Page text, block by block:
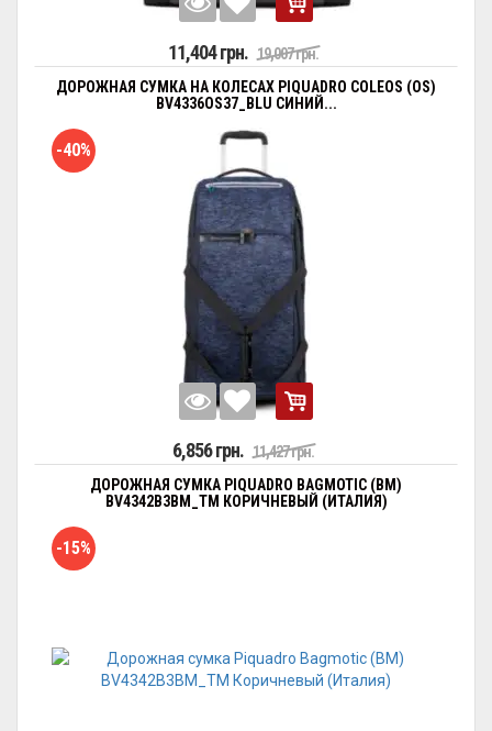
11,404 грн. 19,007 грн.
ДОРОЖНАЯ СУМКА НА КОЛЕСАХ PIQUADRO COLEOS (OS)
BV4336OS37_BLU СИНИЙ...
-40%
6,856 грн. 11,427 грн.
ДОРОЖНАЯ СУМКА PIQUADRO BAGMOTIC (BM)
BV4342B3BM_TM КОРИЧНЕВЫЙ (ИТАЛИЯ)
-15%